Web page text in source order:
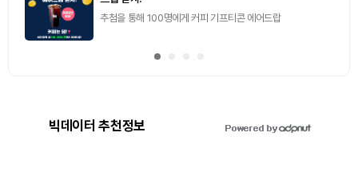
추첨을 통해 100명에게 커피 기프티콘 에어드랍
빅데이터 추천정보